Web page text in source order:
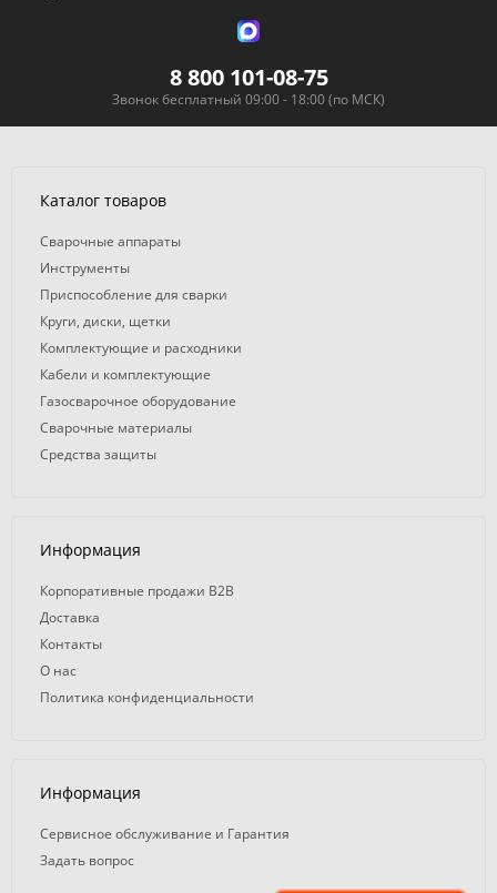
8 800 101-08-75
Звонок бесплатный 09:00 - 18:00 (по МСК)
Каталог товаров
Сварочные аппараты
Инструменты
Приспособление для сварки
Круги, диски, щетки
Комплектующие и расходники
Кабели и комплектующие
Газосварочное оборудование
Сварочные материалы
Средства защиты
Информация
Корпоративные продажи B2B
Доставка
Контакты
О нас
Политика конфиденциальности
Информация
Сервисное обслуживание и Гарантия
Задать вопрос